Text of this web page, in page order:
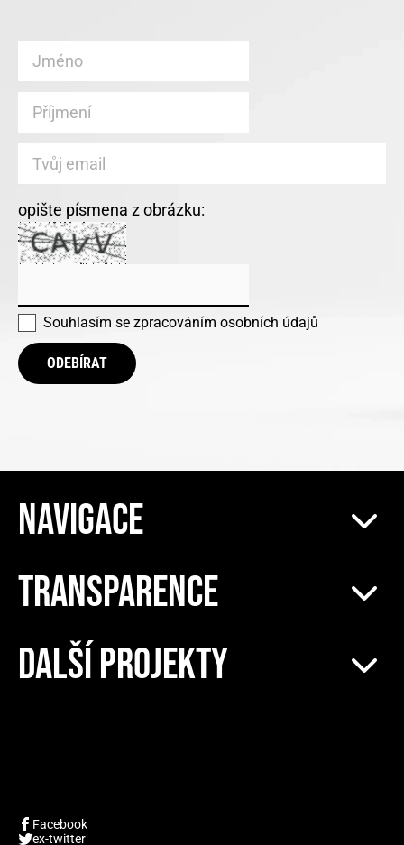
opište písmena z obrázku:
Souhlasím se zpracováním osobních údajů
ODEBÍRAT
NAVIGACE
TRANSPARENCE
DALŠÍ PROJEKTY
Facebook
ex-twitter